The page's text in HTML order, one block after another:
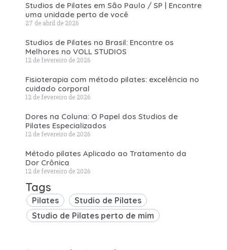
Studios de Pilates em São Paulo / SP | Encontre
uma unidade perto de você
27 de abril de 2026
Studios de Pilates no Brasil: Encontre os
Melhores no VOLL STUDIOS
12 de fevereiro de 2026
Fisioterapia com método pilates: excelência no
cuidado corporal
12 de fevereiro de 2026
Dores na Coluna: O Papel dos Studios de
Pilates Especializados
12 de fevereiro de 2026
Método pilates Aplicado ao Tratamento da
Dor Crônica
12 de fevereiro de 2026
Tags
Pilates
Studio de Pilates
Studio de Pilates perto de mim